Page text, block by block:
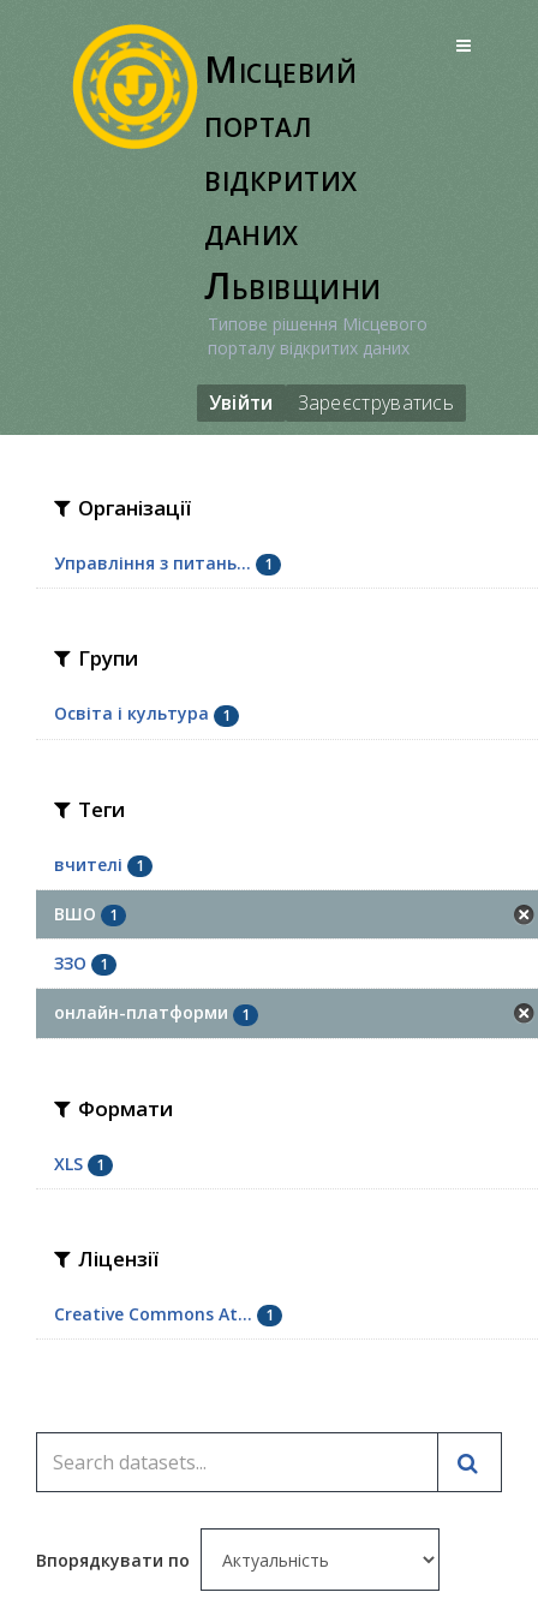
Місцевий
портал
відкритих
даних
Львівщини
Типове рішення Місцевого
порталу відкритих даних
Увійти Зареєструватись
Організації
Управління з питань... 1
Групи
Освіта і культура 1
Теги
вчителі 1
ВШО 1
ЗЗО 1
онлайн-платформи 1
Формати
XLS 1
Ліцензії
Creative Commons At... 1
Впорядкувати по